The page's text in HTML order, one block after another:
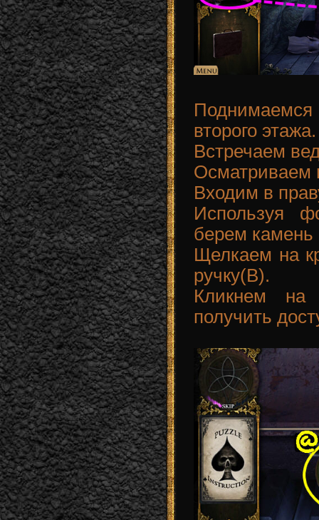
второго этажа.
Встречаем
Осматриваем
Входим в
Используя
берем камень
Щелкаем на
ручку(B).
Кликнем на
получить